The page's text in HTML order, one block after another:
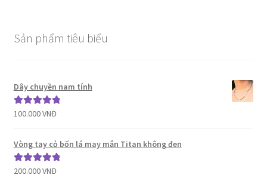
Sản phẩm tiêu biểu
Dây chuyền nam tính
Được xếp
sao
100.000VNĐ
Vòng tay cỏ bốn lá may mắn Titan không đen
Được xếp
200.000VNĐ